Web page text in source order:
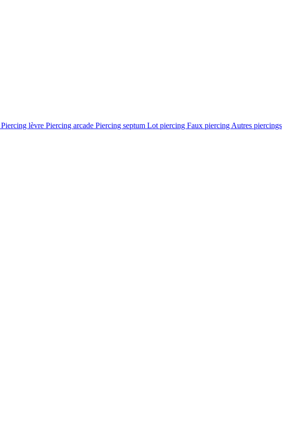
Piercing lèvre Piercing arcade Piercing septum Lot piercing Faux piercing Autres piercings